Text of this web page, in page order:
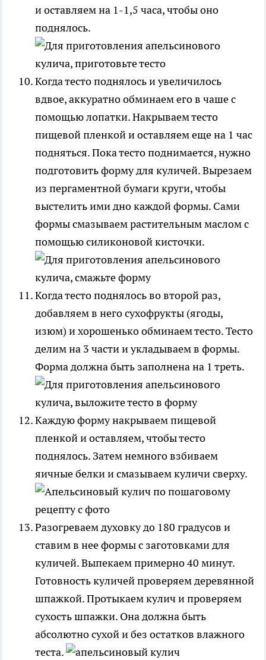
и оставляем на 1-1,5 часа, чтобы оно
поднялось.
Когда тесто поднялось и увеличилось
вдвое, аккуратно обминаем его в чаше с
помощью лопатки. Накрываем тесто
пищевой пленкой и оставляем еще на 1 час
подняться. Пока тесто поднимается, нужно
подготовить форму для куличей. Вырезаем
из пергаментной бумаги круги, чтобы
выстелить ими дно каждой формы. Сами
формы смазываем растительным маслом с
помощью силиконовой кисточки.
Когда тесто поднялось во второй раз,
добавляем в него сухофрукты (ягоды,
изюм) и хорошенько обминаем тесто. Тесто
делим на 3 части и укладываем в формы.
Форма должна быть заполнена на 1 треть.
Каждую форму накрываем пищевой
пленкой и оставляем, чтобы тесто
поднялось. Затем немного взбиваем
яичные белки и смазываем куличи сверху.
Разогреваем духовку до 180 градусов и
ставим в нее формы с заготовками для
куличей. Выпекаем примерно 40 минут.
Готовность куличей проверяем деревянной
шпажкой. Протыкаем кулич и проверяем
сухость шпажки. Она должна быть
абсолютно сухой и без остатков влажного
теста.